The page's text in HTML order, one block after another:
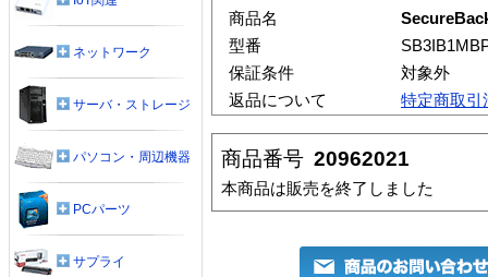
商品名
型番
保証条件
対象外
返品について
特定商取引
商品番号 20962021
本商品は販売を終了しました
ネットワーク
サーバ・ストレージ
パソコン・周辺機器
PCパーツ
サプライ